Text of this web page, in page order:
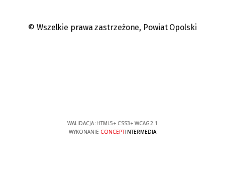
© Wszelkie prawa zastrzeżone, Powiat Opolski
WALIDACJA: HTML5+ CSS3+ WCAG 2.1
WYKONANIE CONCEPTINTERMEDIA